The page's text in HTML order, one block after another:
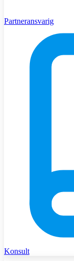
Partneransvarig
Konsult